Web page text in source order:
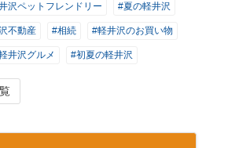
沢ペットフレンドリー #夏の軽井沢
不動産 #相続 #軽井沢のお買い物
井沢グルメ #初夏の軽井沢